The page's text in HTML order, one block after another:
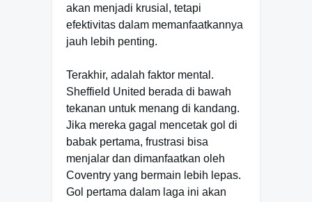
akan menjadi krusial, tetapi
efektivitas dalam memanfaatkannya
jauh lebih penting.
Terakhir, adalah faktor mental.
Sheffield United berada di bawah
tekanan untuk menang di kandang.
Jika mereka gagal mencetak gol di
babak pertama, frustrasi bisa
menjalar dan dimanfaatkan oleh
Coventry yang bermain lebih lepas.
Gol pertama dalam laga ini akan